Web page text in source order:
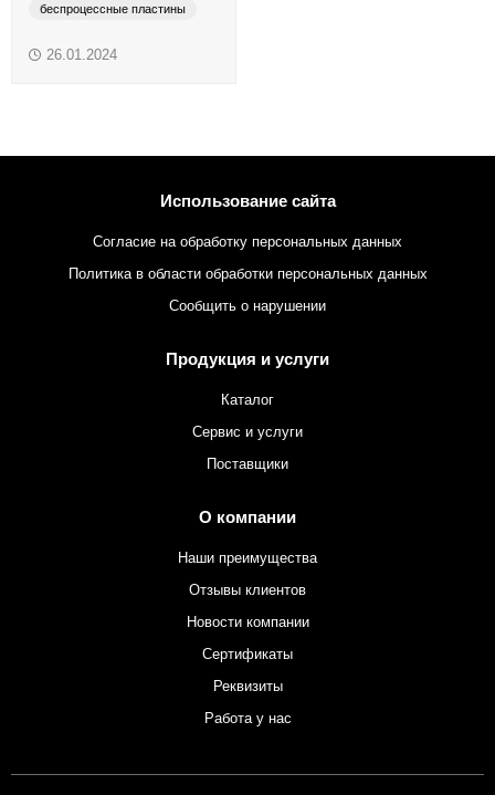
беспроцессные пластины
печатная форма
26.01.2024
Использование сайта
Согласие на обработку персональных данных
Политика в области обработки персональных данных
Сообщить о нарушении
Продукция и услуги
Каталог
Сервис и услуги
Поставщики
О компании
Наши преимущества
Отзывы клиентов
Новости компании
Сертификаты
Реквизиты
Работа у нас